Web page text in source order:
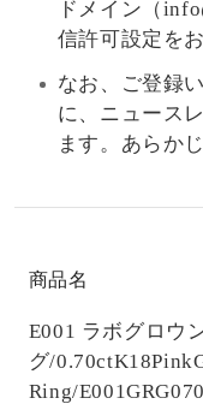
ドメイン（
信許可設定を
なお、ご登録
に、ニュース
ます。あらか
商品名
E001 ラボグロウ
グ/0.70ct
Ring/E001GRG070